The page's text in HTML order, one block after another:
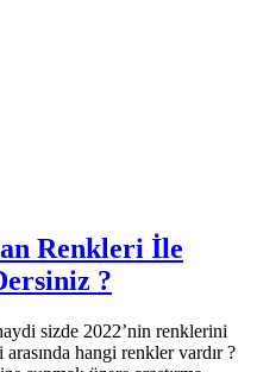
Renkleri İle
?
sizde 2022’nin renklerini
hangi renkler vardır ?